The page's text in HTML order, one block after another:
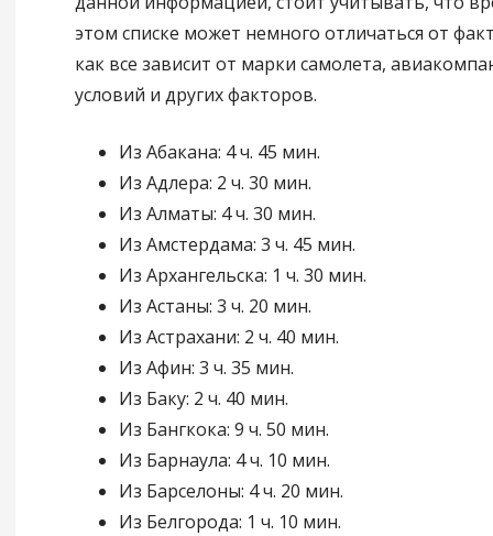
этом списке может немного отличаться от
как все зависит от марки самолета,
условий и других факторов.
Из Абакана: 4 ч. 45 мин.
Из Адлера: 2 ч. 30 мин.
Из Алматы: 4 ч. 30 мин.
Из Амстердама: 3 ч. 45 мин.
Из Архангельска: 1 ч. 30 мин.
Из Астаны: 3 ч. 20 мин.
Из Астрахани: 2 ч. 40 мин.
Из Афин: 3 ч. 35 мин.
Из Баку: 2 ч. 40 мин.
Из Бангкока: 9 ч. 50 мин.
Из Барнаула: 4 ч. 10 мин.
Из Барселоны: 4 ч. 20 мин.
Из Белгорода: 1 ч. 10 мин.